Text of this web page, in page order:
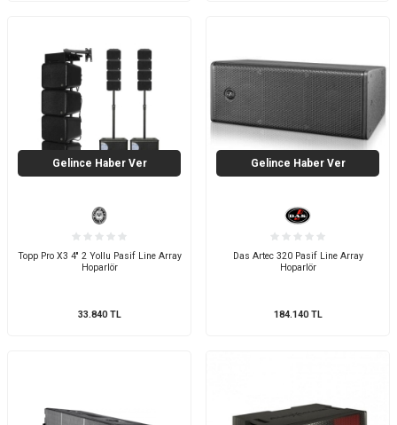
Topp Pro X3 4'' 2 Yollu Pasif Line Array
Hoparlör
33.840TL
Gelince Haber Ver
Das Artec 320 Pasif Line Array
Hoparlör
184.140TL
Gelince Haber Ver